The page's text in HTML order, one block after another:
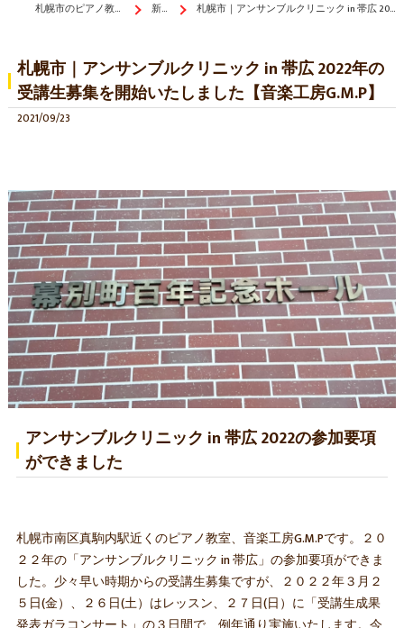
札幌市のピアノ教室は音楽工房G.M.P the 大楽 新着情報 札幌市｜アンサンブルクリニック in 帯広 2022年の受講生募集を開始いたしました【音楽工房G.M.P】
札幌市｜アンサンブルクリニック in 帯広 2022年の
受講生募集を開始いたしました【音楽工房G.M.P】
2021/09/23
アンサンブルクリニック in 帯広 2022の参加要項
ができました
札幌市南区真駒内駅近くのピアノ教室、音楽工房G.M.Pです。２０
２２年の「アンサンブルクリニック in 帯広」の参加要項ができま
した。少々早い時期からの受講生募集ですが、２０２２年３月２
５日(金）、２６日(土）はレッスン、２７日(日）に「受講生成果